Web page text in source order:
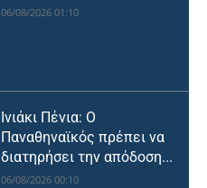
06/08/2026 01:10
Ινιάκι Πένια: Ο
Παναθηναϊκός πρέπει να
διατηρήσει την απόδοση...
06/08/2026 00:10